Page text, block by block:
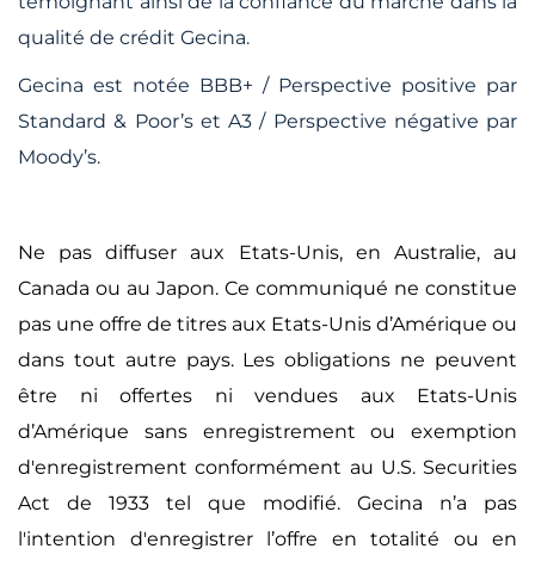
qualité de crédit Gecina.
Gecina est notée BBB+ / Perspective positive par
Standard & Poor’s et A3 / Perspective négative par
Moody’s.
Ne pas diffuser aux Etats-Unis, en Australie, au
Canada ou au Japon. Ce communiqué ne constitue
pas une offre de titres aux Etats-Unis d’Amérique ou
dans tout autre pays. Les obligations ne peuvent
être ni offertes ni vendues aux Etats-Unis
d’Amérique sans enregistrement ou exemption
d'enregistrement conformément au U.S. Securities
Act de 1933 tel que modifié. Gecina n’a pas
l'intention d'enregistrer l’offre en totalité ou en